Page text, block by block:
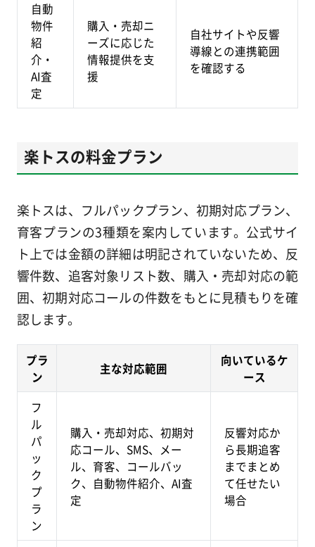
自動
物件
紹
介・
AI査
定
購入・売却ニ
ーズに応じた
情報提供を支
援
自社サイトや反響
導線との連携範囲
を確認する
楽トスの料金プラン
楽トスは、フルパックプラン、初期対応プラン、
育客プランの3種類を案内しています。公式サイ
ト上では金額の詳細は明記されていないため、反
響件数、追客対象リスト数、購入・売却対応の範
囲、初期対応コールの件数をもとに見積もりを確
認します。
プラ
ン
主な対応範囲
向いているケ
ース
フ
ル
パ
ッ
ク
プ
ラ
ン
購入・売却対応、初期対
応コール、SMS、メー
ル、育客、コールバッ
ク、自動物件紹介、AI査
定
反響対応か
ら長期追客
までまとめ
て任せたい
場合